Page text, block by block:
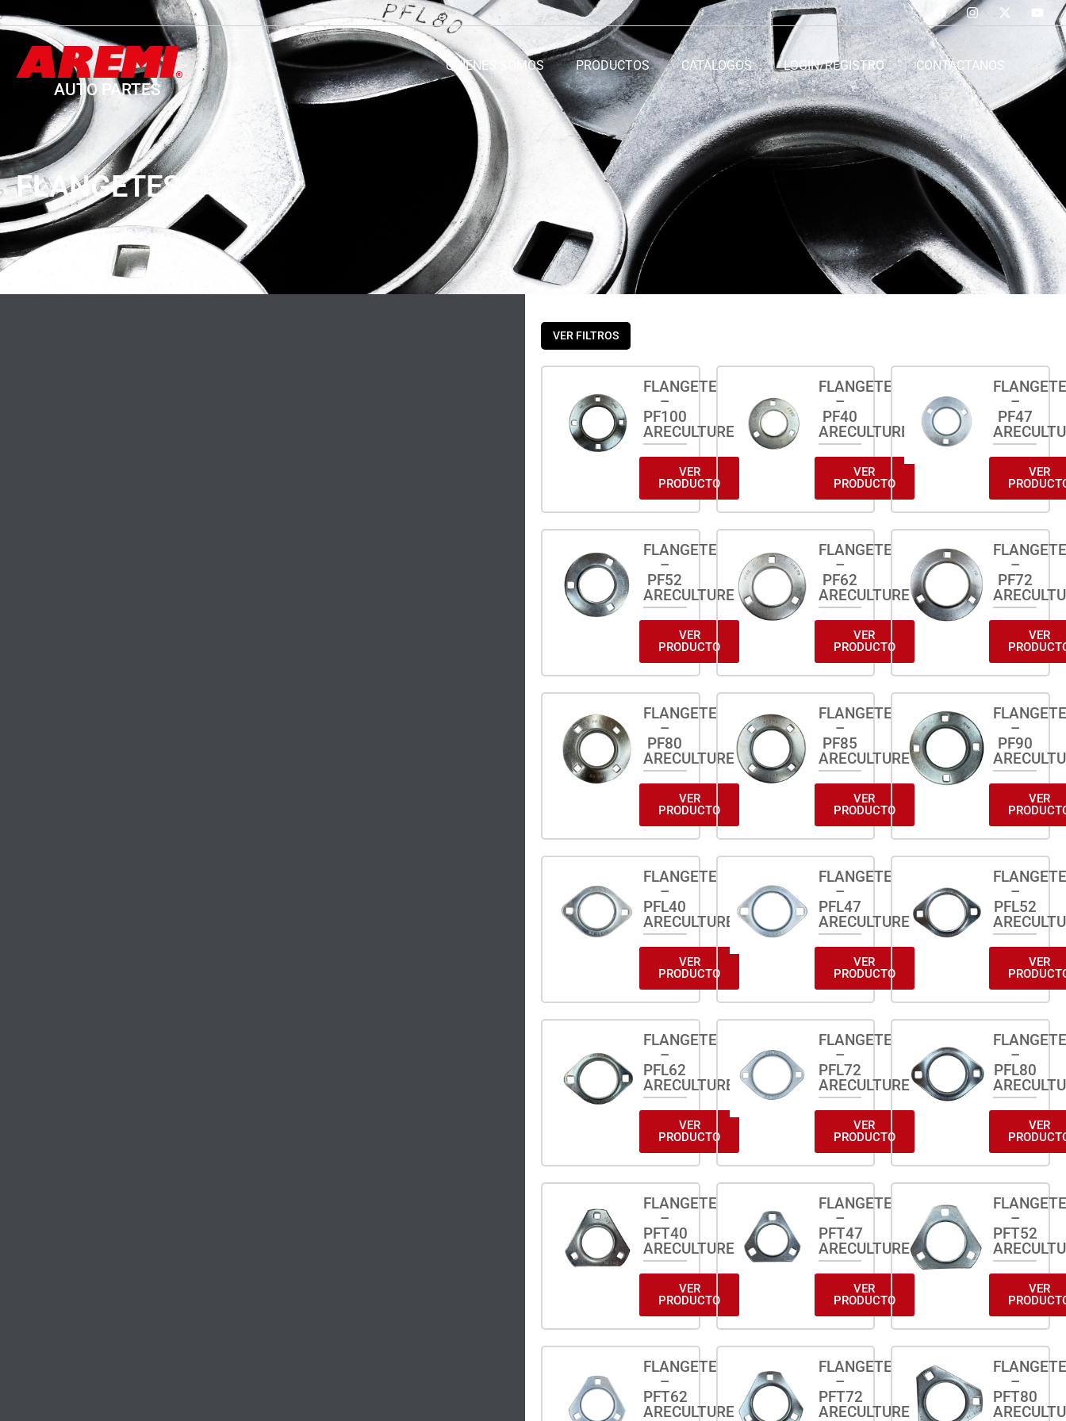
AUTO PARTES
QUIENES SOMOS PRODUCTOS CATÁLOGOS LOGIN/REGISTRO CONTÁCTANOS
FLANGETES
VER FILTROS
FLANGETE
–
PF100
ARECULTURE
VER
PRODUCTO
FLANGETE
–
PF40
ARECULTURE
VER
PRODUCTO
–
PF47
VER
FLANGETE
–
PF52
ARECULTURE
VER
PRODUCTO
FLANGETE
–
PF62
ARECULTURE
VER
PRODUCTO
–
PF72
VER
FLANGETE
–
PF80
ARECULTURE
VER
PRODUCTO
FLANGETE
–
PF85
ARECULTURE
VER
PRODUCTO
–
PF90
VER
FLANGETE
–
PFL40
ARECULTURE
VER
PRODUCTO
FLANGETE
–
PFL47
ARECULTURE
VER
PRODUCTO
–
PFL52
VER
FLANGETE
–
PFL62
ARECULTURE
VER
PRODUCTO
FLANGETE
–
PFL72
ARECULTURE
VER
PRODUCTO
–
PFL80
VER
FLANGETE
–
PFT40
ARECULTURE
VER
PRODUCTO
FLANGETE
–
PFT47
ARECULTURE
VER
PRODUCTO
–
PFT52
VER
FLANGETE
–
PFT62
ARECULTURE
FLANGETE
–
PFT72
ARECULTURE
–
PFT80